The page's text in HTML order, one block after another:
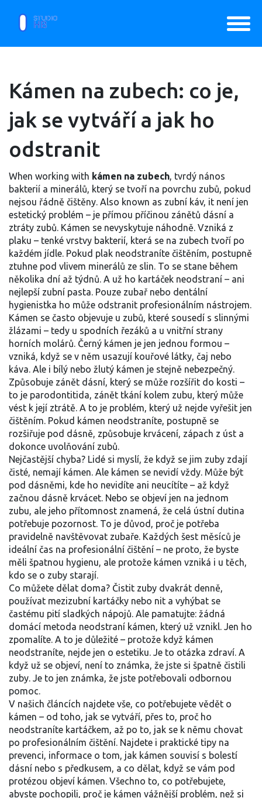
Kámen na zubech: co je,
jak se vytváří a jak ho
odstranit
When working with kámen na zubech, tvrdý nános
bakterií a minerálů, který se tvoří na povrchu zubů, pokud
nejsou řádně čištěny. Also known as zubní káv, it není jen
estetický problém – je přímou příčinou zánětů dásní a
ztráty zubů. Kámen se nevyskytuje náhodně. Vzniká z
plaku – tenké vrstvy bakterií, která se na zubech tvoří po
každém jídle. Pokud plak neodstraníte čištěním, postupně
ztuhne pod vlivem minerálů ze slin. To se stane během
několika dní až týdnů. A už ho kartáček neodstraní – ani
nejlepší zubní pasta. Pouze zubař nebo dentální
hygienistka ho může odstranit profesionálním nástrojem.
Kámen se často objevuje u zubů, které sousedí s slinnými
žlázami – tedy u spodních řezáků a u vnitřní strany
horních molárů. Černý kámen je jen jednou formou –
vzniká, když se v něm usazují kouřové látky, čaj nebo
káva. Ale i bílý nebo žlutý kámen je stejně nebezpečný.
Způsobuje zánět dásní, který se může rozšířit do kosti –
to je parodontitida, zánět tkání kolem zubu, který může
vést k její ztrátě. A to je problém, který už nejde vyřešit jen
čištěním. Pokud kámen neodstraníte, postupně se
rozšiřuje pod dásně, způsobuje krvácení, zápach z úst a
dokonce uvolňování zubů.
Nejčastější chyba? Lidé si myslí, že když se jim zuby zdají
čisté, nemají kámen. Ale kámen se nevidí vždy. Může být
pod dásněmi, kde ho nevidíte ani neucítíte – až když
začnou dásně krvácet. Nebo se objeví jen na jednom
zubu, ale jeho přítomnost znamená, že celá ústní dutina
potřebuje pozornost. To je důvod, proč je potřeba
pravidelně navštěvovat zubaře. Každých šest měsíců je
ideální čas na profesionální čištění – ne proto, že byste
měli špatnou hygienu, ale protože kámen vzniká i u těch,
kdo se o zuby starají.
Co můžete dělat doma? Čistit zuby dvakrát denně,
používat mezizubní kartáčky nebo nit a vyhýbat se
častému pití sladkých nápojů. Ale pamatujte: žádná
domácí metoda neodstraní kámen, který už vznikl. Jen ho
zpomalíte. A to je důležité – protože když kámen
neodstraníte, nejde jen o estetiku. Je to otázka zdraví. A
když už se objeví, není to známka, že jste si špatně čistili
zuby. Je to jen známka, že jste potřebovali odbornou
pomoc.
V našich článcích najdete vše, co potřebujete vědět o
kámen – od toho, jak se vytváří, přes to, proč ho
neodstraníte kartáčkem, až po to, jak se k němu chovat
po profesionálním čištění. Najdete i praktické tipy na
prevenci, informace o tom, jak kámen souvisí s bolestí
dásní nebo s předkusem, a co dělat, když se vám pod
protézou objeví kámen. Všechno to, co potřebujete,
abyste pochopili, proč je kámen vážnější problém, než si